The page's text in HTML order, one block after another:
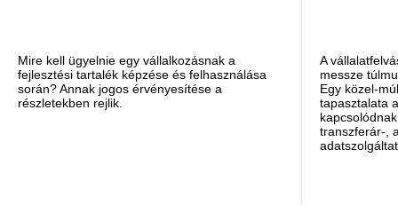
Mire kell ügyelnie egy vállalkozásnak a
fejlesztési tartalék képzése és felhasználása
során? Annak jogos érvényesítése a
részletekben rejlik.
A
messze
Egy közel-
tapasztalata
transzferár-,